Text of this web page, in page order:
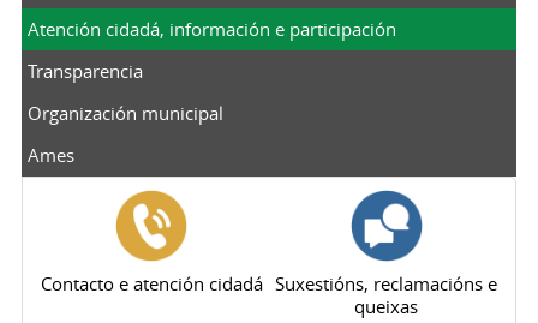
Atención cidadá, información e participación
Transparencia
Organización municipal
Ames
Contacto e atención cidadá Suxestións, reclamacións e
queixas